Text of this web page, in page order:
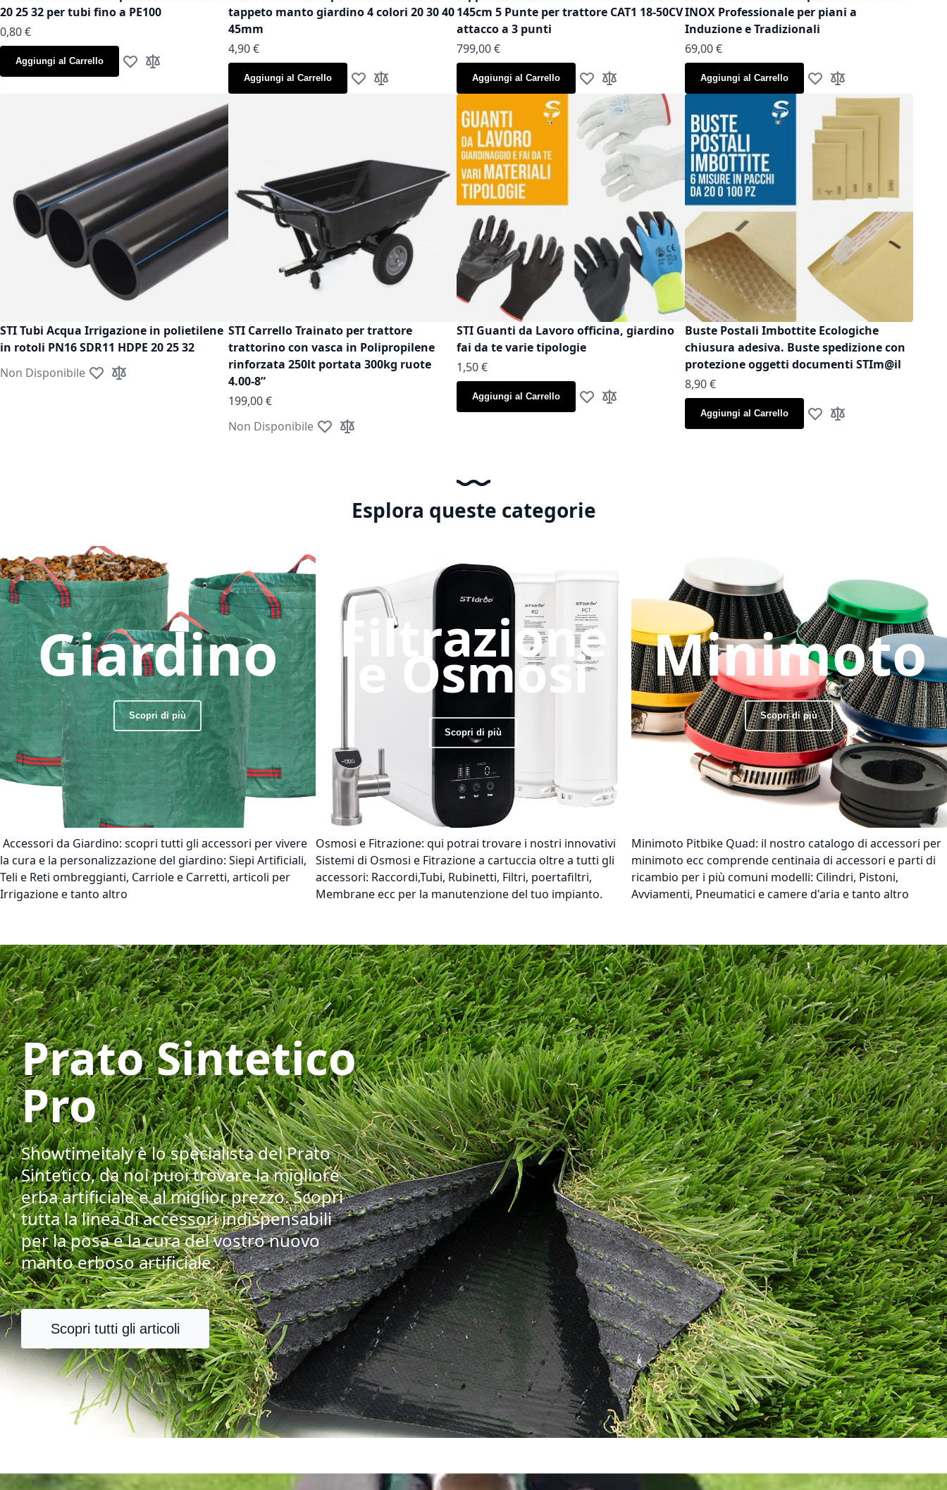
20 25 32 per tubi fino a PE100
As low as
0,80 €
Aggiungi al Carrello Aggiungi alla lista desideri
Aggiungi al confronto
tappeto manto giardino 4 colori 20 30 40
45mm
As low as
4,90 €
Aggiungi al Carrello Aggiungi alla lista desideri
Aggiungi al confronto
145cm 5 Punte per trattore CAT1 18-50CV
attacco a 3 punti
799,00 €
Aggiungi al Carrello Aggiungi alla lista desideri
Aggiungi al confronto
INOX Professionale per piani a
Induzione e Tradizionali
As low as
69,00 €
Aggiungi al Carrello Aggiungi alla lista desideri
Aggiungi al confronto
STI Tubi Acqua Irrigazione in polietilene
in rotoli PN16 SDR11 HDPE 20 25 32
Non Disponibile Aggiungi alla lista desideri
Aggiungi al confronto
STI Carrello Trainato per trattore
trattorino con vasca in Polipropilene
rinforzata 250lt portata 300kg ruote
4.00-8”
199,00 €
Non Disponibile Aggiungi alla lista desideri
Aggiungi al confronto
STI Guanti da Lavoro officina, giardino
fai da te varie tipologie
As low as
1,50 €
Aggiungi al Carrello Aggiungi alla lista desideri
Aggiungi al confronto
Buste Postali Imbottite Ecologiche
chiusura adesiva. Buste spedizione con
protezione oggetti documenti STIm@il
As low as
8,90 €
Aggiungi al Carrello Aggiungi alla lista desideri
Aggiungi al confronto
Esplora queste categorie
Giardino
Scopri di più
Accessori da Giardino: scopri tutti gli accessori per vivere
la cura e la personalizzazione del giardino: Siepi Artificiali,
Teli e Reti ombreggianti, Carriole e Carretti, articoli per
Irrigazione e tanto altro
Filtrazione
e Osmosi
Scopri di più
Osmosi e Fitrazione: qui potrai trovare i nostri innovativi
Sistemi di Osmosi e Fitrazione a cartuccia oltre a tutti gli
accessori: Raccordi,Tubi, Rubinetti, Filtri, poertafiltri,
Membrane ecc per la manutenzione del tuo impianto.
Minimoto
Scopri di più
Minimoto Pitbike Quad: il nostro catalogo di accessori per
minimoto ecc comprende centinaia di accessori e parti di
ricambio per i più comuni modelli: Cilindri, Pistoni,
Avviamenti, Pneumatici e camere d'aria e tanto altro
Prato Sintetico
Pro
Showtimeitaly è lo specialista del Prato
Sintetico, da noi puoi trovare la migliore
erba artificiale e al miglior prezzo. Scopri
tutta la linea di accessori indispensabili
per la posa e la cura del vostro nuovo
manto erboso artificiale.
Scopri tutti gli articoli